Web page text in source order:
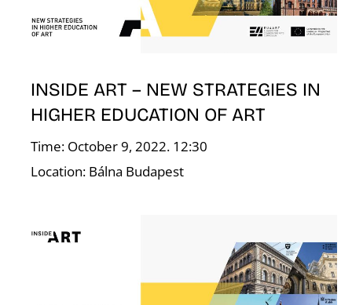
INSIDE ART – NEW STRATEGIES IN
HIGHER EDUCATION OF ART
Time: October 9, 2022. 12:30
Location: Bálna Budapest